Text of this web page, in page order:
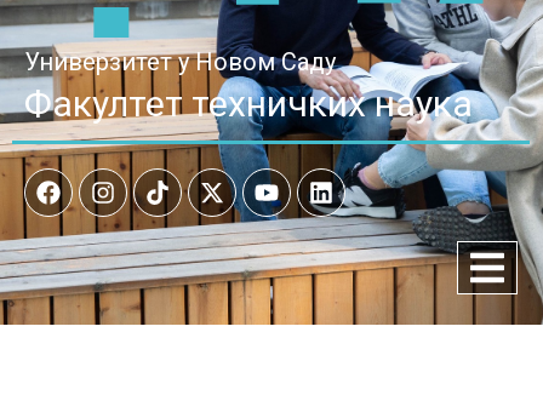
Универзитет у Новом Саду
Факултет техничких наука